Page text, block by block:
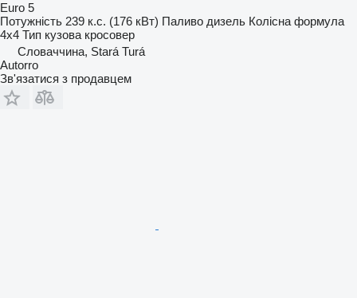
Euro 5
Потужність 239 к.с. (176 кВт) Паливо дизель Колісна формула
4x4 Тип кузова кросовер
Словаччина, Stará Turá
Autorro
Зв'язатися з продавцем